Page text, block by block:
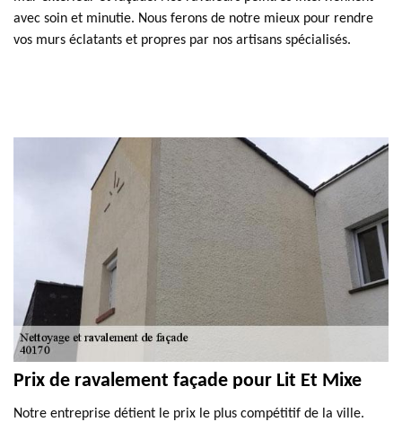
avec soin et minutie. Nous ferons de notre mieux pour rendre
vos murs éclatants et propres par nos artisans spécialisés.
Prix de ravalement façade pour Lit Et Mixe
Notre entreprise détient le prix le plus compétitif de la ville.